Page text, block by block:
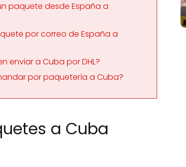
paquete desde España a
por correo de España a
enviar a Cuba por DHL?
por paquetería a Cuba?
a Cuba